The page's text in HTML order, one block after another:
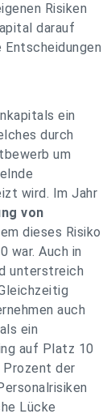
Risiken
darauf
ein
durch
um
wird. Im Jahr
von
dieses Risiko
war. Auch in
unterstreich
auch
als ein
auf Platz 10
der
Lücke